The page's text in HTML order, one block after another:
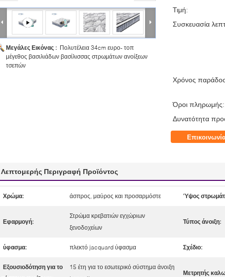
Μεγάλες Εικόνας : Πολυτέλεια 34cm ευρο- τοπ
μέγεθος βασιλιάδων βασίλισσας στρωμάτων ανοίξεων
τσεπών
Τιμή:
Συσκευασία
Χρόνος
Όροι πληρωμής:
Δυνατότητα
Λεπτομερής Περιγραφή Προϊόντος
Χρώμα: άσπρος, μαύρος και προσαρμόστε Ύψος
Εφαρμογή:
Στρώμα κρεβατιών εγχώριων
ξενοδοχείων
Τύπος άνοιξη:
ύφασμα: πλεκτό jacquard ύφασμα Σχέδιο:
Εξουσιοδότηση για το
15 έτη για το εσωτερικό σύστημα άνοιξη
Μετρητής